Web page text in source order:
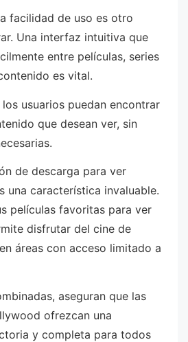
facilidad de uso es otro
Una interfaz intuitiva que
entre películas, series
es vital.
usuarios puedan encontrar
que desean ver, sin
de descarga para ver
una característica invaluable.
películas favoritas para ver
disfrutar del cine de
áreas con acceso limitado a
aseguran que las
ofrezcan una
y completa para todos